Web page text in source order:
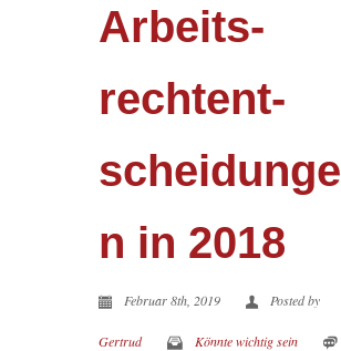
Arbeits­
recht­ent­
scheidunge
n in 2018
Februar 8th, 2019 Posted by
Gertrud Könnte wichtig sein